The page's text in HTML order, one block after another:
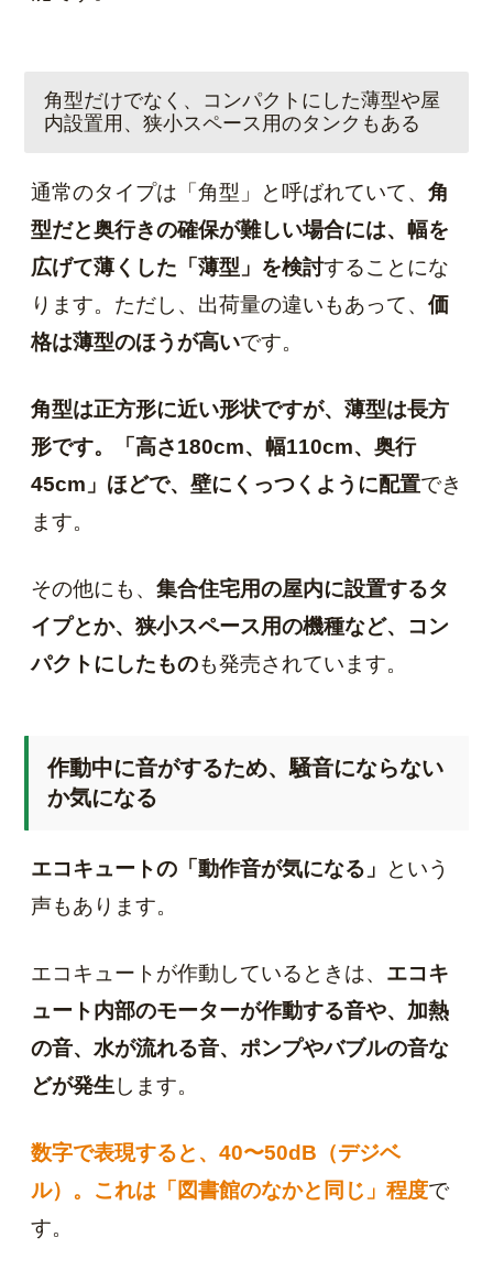
角型だけでなく、コンパクトにした薄型や屋
内設置用、狭小スペース用のタンクもある
通常のタイプは「角型」と呼ばれていて、 角
型だと奥行きの確保が難しい場合には、幅を
広げて薄くした「薄型」を検討することにな
ります。ただし、出荷量の違いもあって、 価
格は薄型のほうが高いです。
角型は正方形に近い形状ですが、薄型は長方
形です。「高さ180cm、幅110cm、奥行
45cm」ほどで、壁にくっつくように配置でき
ます。
その他にも、 集合住宅用の屋内に設置するタ
イプとか、狭小スペース用の機種など、コン
パクトにしたものも発売されています。
作動中に音がするため、騒音にならない
か気になる
エコキュートの「動作音が気になる」
という
声もあります。
エコキュートが作動しているときは、 エコキ
ュート内部のモーターが作動する音や、加熱
の音、水が流れる音、ポンプやバブルの音な
どが発生 します。
数字で表現すると、40〜50dB（デジベ
ル）。これは「図書館のなかと同じ」程度で
す。